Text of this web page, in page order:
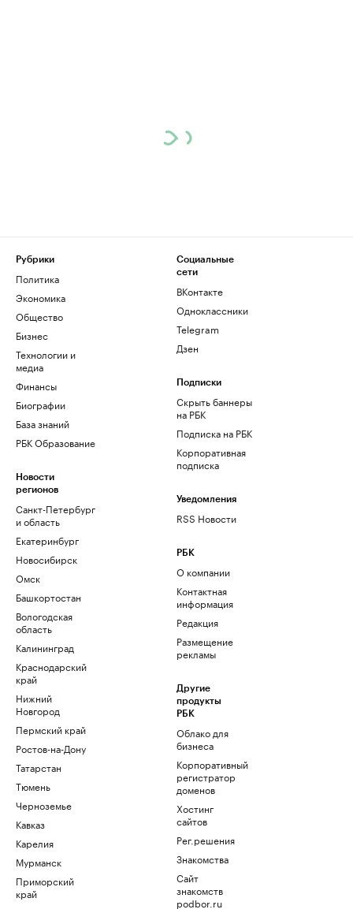
Рубрики
Политика
Экономика
Общество
Бизнес
Технологии и
медиа
Финансы
Биографии
База знаний
РБК Образование
Новости
регионов
Санкт-Петербург
и область
Екатеринбург
Новосибирск
Омск
Башкортостан
Вологодская
область
Калининград
Краснодарский
край
Нижний
Новгород
Пермский край
Ростов-на-Дону
Татарстан
Тюмень
Черноземье
Кавказ
Карелия
Мурманск
Приморский
край
Социальные
сети
ВКонтакте
Одноклассники
Telegram
Дзен
Подписки
Скрыть баннеры
на РБК
Подписка на РБК
Корпоративная
подписка
Уведомления
RSS Новости
РБК
О компании
Контактная
информация
Редакция
Размещение
рекламы
Другие
продукты
РБК
Облако для
бизнеса
Корпоративный
регистратор
доменов
Хостинг
сайтов
Рег.решения
Знакомства
Сайт
знакомств
podbor.ru